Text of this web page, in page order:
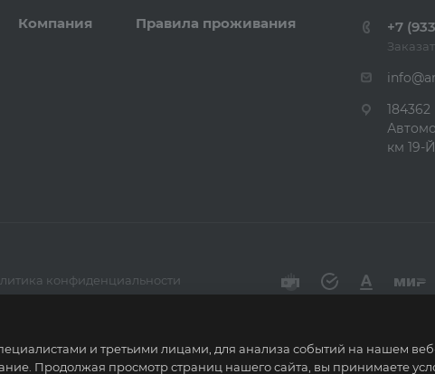
Компания Правила проживания +7
км 19-
конфиденциальности
и третьими лицами, для анализа событий на нашем веб-
Продолжая просмотр страниц нашего сайта, вы принимаете